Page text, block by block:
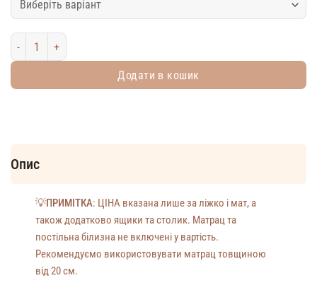
Двоярусне ліжко Монтессорі "Джунглі" з ящиками та столом
Додати в кошик
Опис
💡ПРИМІТКА: ЦІНА вказана лише за ліжко і мат, а
також додатково ящики та столик. Матрац та
постільна білизна не включені у вартість.
Рекомендуємо використовувати матрац товщиною
від 20 см.